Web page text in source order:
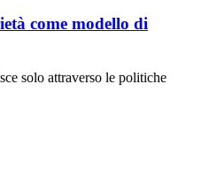
come modello di
solo attraverso le politiche